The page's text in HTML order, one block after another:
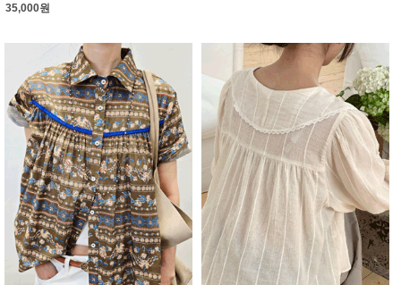
35,000원